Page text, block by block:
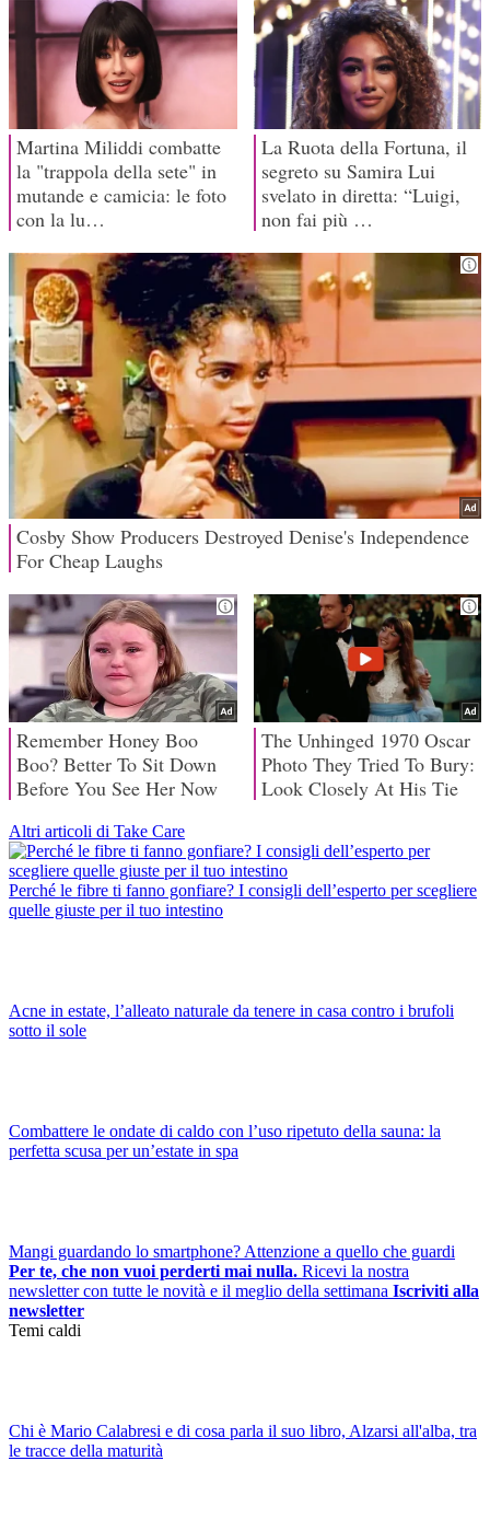
Altri articoli di Take Care
Perché le fibre ti fanno gonfiare? I consigli dell’esperto per scegliere
quelle giuste per il tuo intestino
Acne in estate, l’alleato naturale da tenere in casa contro i brufoli
sotto il sole
Combattere le ondate di caldo con l’uso ripetuto della sauna: la
perfetta scusa per un’estate in spa
Mangi guardando lo smartphone? Attenzione a quello che guardi
Per te, che non vuoi perderti mai nulla. Ricevi la nostra
newsletter con tutte le novità e il meglio della settimana Iscriviti alla
newsletter
Temi caldi
Chi è Mario Calabresi e di cosa parla il suo libro, Alzarsi all'alba, tra
le tracce della maturità